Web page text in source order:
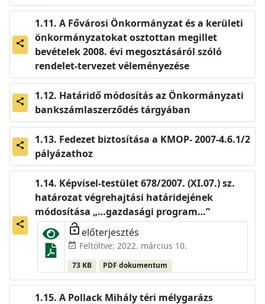
share
A Fővárosi Önkormányzat és a kerületi
önkormányzatokat osztottan megillet
bevételek 2008. évi megosztásáról szóló
rendelet-tervezet véleményezése
share
Határidő módosítás az Önkormányzati
bankszámlaszerződés tárgyában
share
Fedezet biztosítása a KMOP- 2007-4.6.1/2
pályázathoz
share
Képvisel-testület 678/2007. (XI.07.) sz.
határozat végrehajtási határidejének
módosítása „…gazdasági program…”
lock_open előterjesztés
event_available Feltöltve: 2022. március 10.
73 KB PDF dokumentum
A Pollack Mihály téri mélygarázs